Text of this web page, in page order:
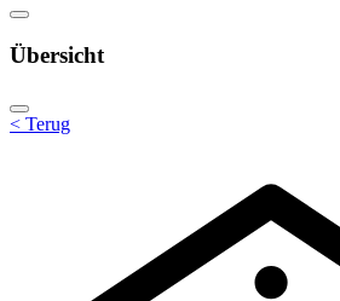
Übersicht
< Terug